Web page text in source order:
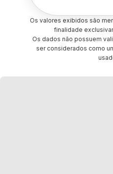
Os valores exibidos são
finalidade
Os dados não possuem
ser considerados como